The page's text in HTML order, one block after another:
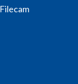
Filecam